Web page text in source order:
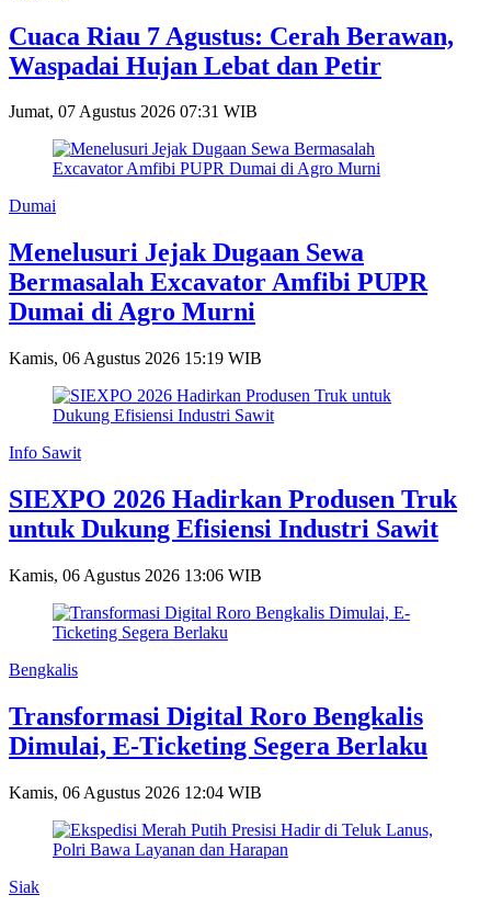
Cuaca Riau 7 Agustus: Cerah Berawan,
Waspadai Hujan Lebat dan Petir
Jumat, 07 Agustus 2026 07:31 WIB
Dumai
Menelusuri Jejak Dugaan Sewa
Bermasalah Excavator Amfibi PUPR
Dumai di Agro Murni
Kamis, 06 Agustus 2026 15:19 WIB
Info Sawit
SIEXPO 2026 Hadirkan Produsen Truk
untuk Dukung Efisiensi Industri Sawit
Kamis, 06 Agustus 2026 13:06 WIB
Bengkalis
Transformasi Digital Roro Bengkalis
Dimulai, E-Ticketing Segera Berlaku
Kamis, 06 Agustus 2026 12:04 WIB
Siak